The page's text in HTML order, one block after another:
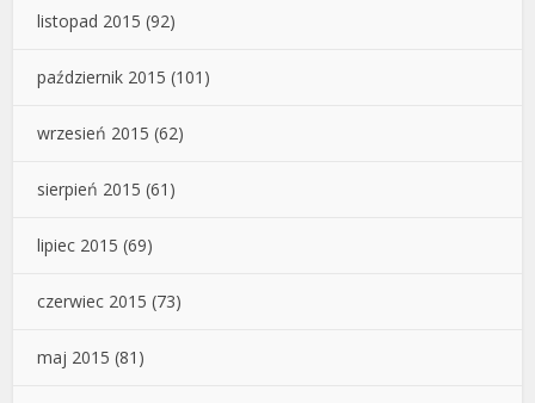
listopad 2015 (92)
październik 2015 (101)
wrzesień 2015 (62)
sierpień 2015 (61)
lipiec 2015 (69)
czerwiec 2015 (73)
maj 2015 (81)